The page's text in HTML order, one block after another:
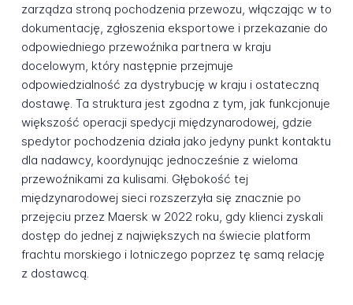
zarządza stroną pochodzenia przewozu, włączając w to
dokumentację, zgłoszenia eksportowe i przekazanie do
odpowiedniego przewoźnika partnera w kraju
docelowym, który następnie przejmuje
odpowiedzialność za dystrybucję w kraju i ostateczną
dostawę. Ta struktura jest zgodna z tym, jak funkcjonuje
większość operacji spedycji międzynarodowej, gdzie
spedytor pochodzenia działa jako jedyny punkt kontaktu
dla nadawcy, koordynując jednocześnie z wieloma
przewoźnikami za kulisami. Głębokość tej
międzynarodowej sieci rozszerzyła się znacznie po
przejęciu przez Maersk w 2022 roku, gdy klienci zyskali
dostęp do jednej z największych na świecie platform
frachtu morskiego i lotniczego poprzez tę samą relację
z dostawcą.